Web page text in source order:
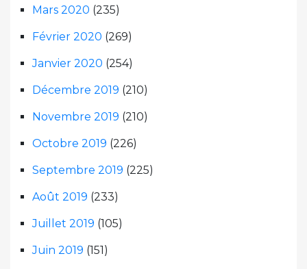
Mars 2020 (235)
Février 2020 (269)
Janvier 2020 (254)
Décembre 2019 (210)
Novembre 2019 (210)
Octobre 2019 (226)
Septembre 2019 (225)
Août 2019 (233)
Juillet 2019 (105)
Juin 2019 (151)